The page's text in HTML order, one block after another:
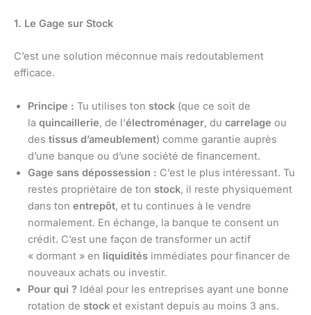
1. Le Gage sur Stock
C’est une solution méconnue mais redoutablement
efficace.
Principe : Tu utilises ton stock (que ce soit de
la quincaillerie, de l’électroménager, du carrelage ou
des tissus d’ameublement) comme garantie auprès
d’une banque ou d’une société de financement.
Gage sans dépossession : C’est le plus intéressant. Tu
restes propriétaire de ton stock, il reste physiquement
dans ton entrepôt, et tu continues à le vendre
normalement. En échange, la banque te consent un
crédit. C’est une façon de transformer un actif
« dormant » en liquidités immédiates pour financer de
nouveaux achats ou investir.
Pour qui ? Idéal pour les entreprises ayant une bonne
rotation de stock et existant depuis au moins 3 ans.